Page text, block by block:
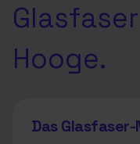
Hooge.
Das